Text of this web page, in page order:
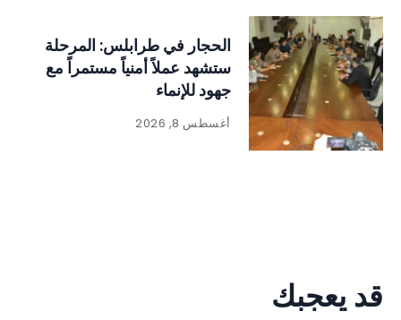
الحجار في طرابلس: المرحلة
ستشهد عملاً أمنياً مستمراً مع
جهود للإنماء
أغسطس 8, 2026
قد يعجبك